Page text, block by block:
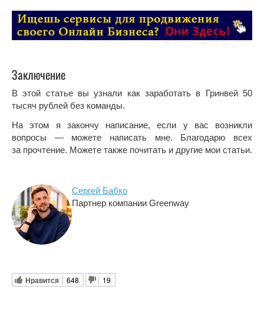
Заключение
В этой статье вы узнали как заработать в Гринвей 50
тысяч рублей без команды.
На этом я закончу написание, если у вас возникли
вопросы — можете написать мне. Благодарю всех
за прочтение. Можете также почитать и другие мои статьи.
Сергей Бабко
Партнер компании Greenway
Нравится 648 19